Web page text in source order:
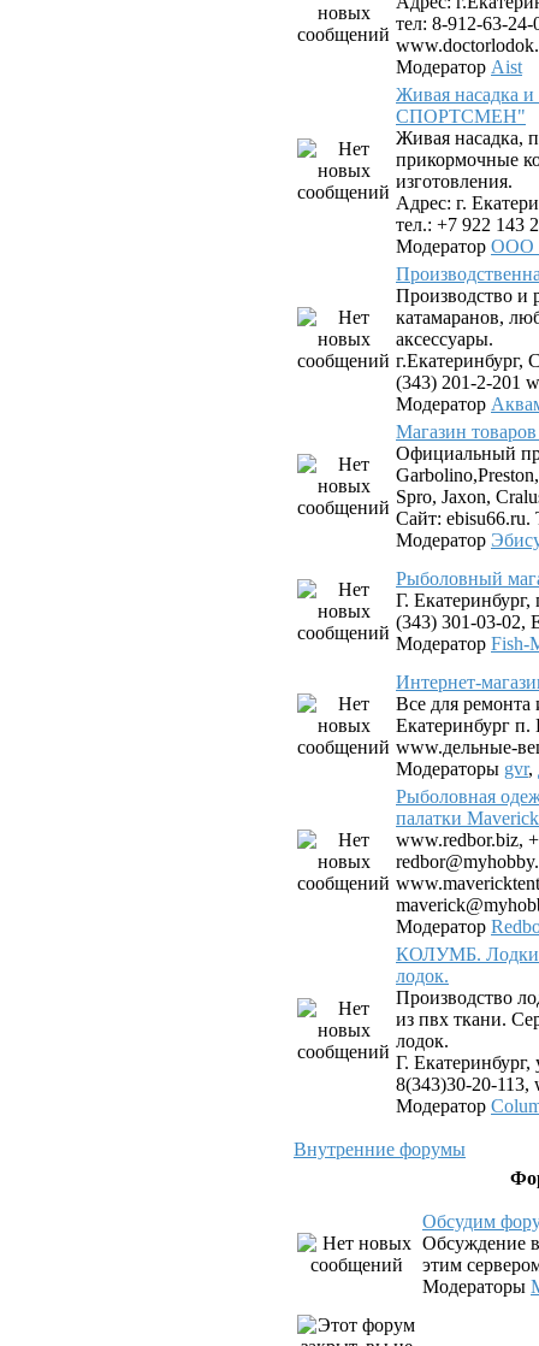
тел: 8-912-63-
Модератор Aist
Живая насадка
СПОРТСМЕН"
Живая насадка,
прикормочные
изготовления.
Адрес: г.
тел.: +7 922 143
Модератор ООО
Производство
катамаранов,
аксессуары.
г.Екатеринбург,
(343) 201-2-201
Модератор
Магазин
Официальный
Spro, Jaxon,
Сайт: ebisu66.ru.
Модератор
Рыболовный
Г.
(343) 301-03-02,
Модератор Fish-
Интернет-
Все для ремонта
Екатеринбург п.
www.дельные-
Модераторы gvr,
Рыболовная
палатки Maverick
www.redbor.biz,
Модератор
КОЛУМБ. Лодки
лодок.
Производство
из пвх ткани.
лодок.
Г. Екатеринбург,
8(343)30-20-113,
Модератор
Внутренние форумы
Обсудим
Обсуждение
этим
Модераторы